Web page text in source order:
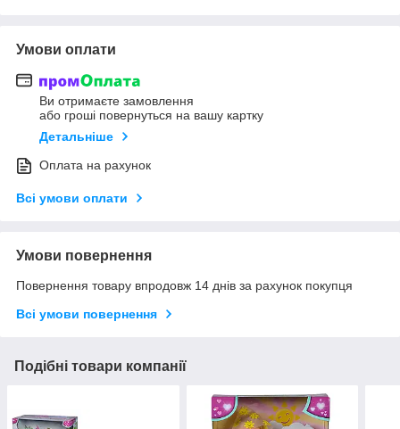
Умови оплати
Ви отримаєте замовлення
або гроші повернуться на вашу картку
Детальніше
Оплата на рахунок
Всі умови оплати
Умови повернення
Повернення товару впродовж 14 днів за рахунок покупця
Всі умови повернення
Подібні товари компанії